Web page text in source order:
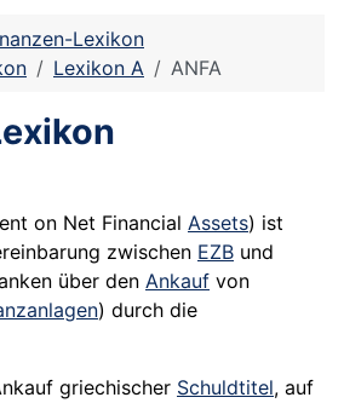
Lexikon
Lexikon A ANFA
on Net Financial Assets) ist
zwischen EZB und
über den Ankauf von
) durch die
griechischer Schuldtitel, auf